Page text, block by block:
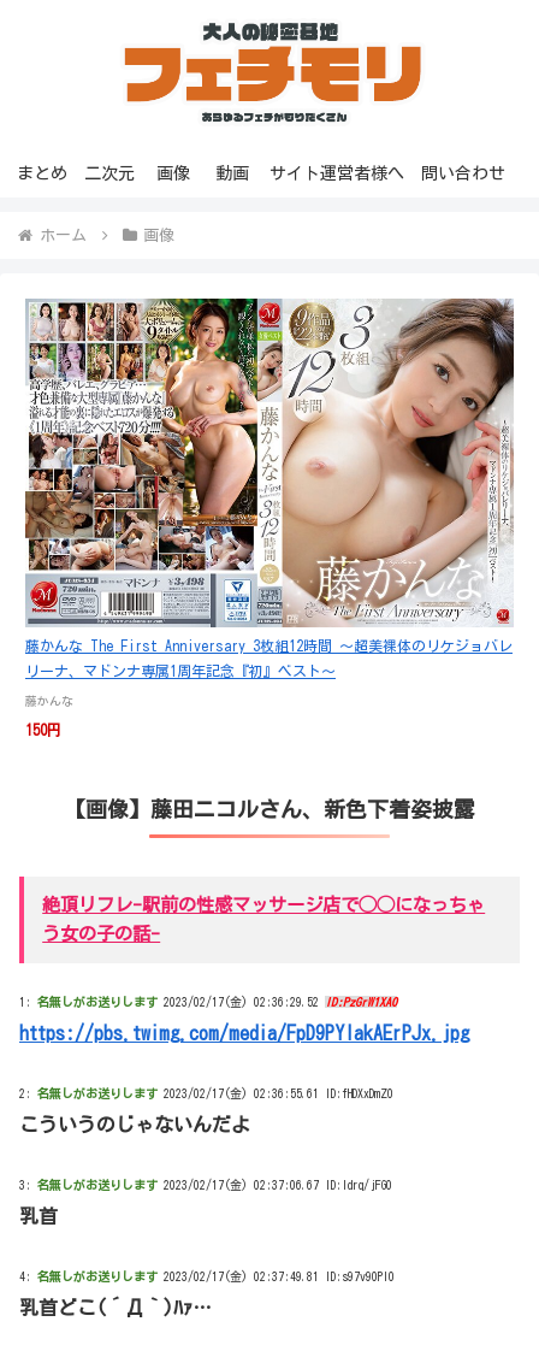
まとめ 二次元 画像 動画 サイト運営者様へ 問い合わせ
ホーム 画像
藤かんな The First Anniversary 3枚組12時間 ～超美裸体のリケジョバレ
リーナ、マドンナ専属1周年記念『初』ベスト～
藤かんな
150円
【画像】藤田ニコルさん、新色下着姿披露
絶頂リフレ-駅前の性感マッサージ店で◯◯になっちゃ
う女の子の話-
1: 名無しがお送りします 2023/02/17(金) 02:36:29.52 ID:PzGrW1XA0
https://pbs.twimg.com/media/FpD9PYIakAErPJx.jpg
2: 名無しがお送りします 2023/02/17(金) 02:36:55.61 ID:fHDXxDmZ0
こういうのじゃないんだよ
3: 名無しがお送りします 2023/02/17(金) 02:37:06.67 ID:ldrq/jFG0
乳首
4: 名無しがお送りします 2023/02/17(金) 02:37:49.81 ID:s97v90Pl0
乳首どこ(´Д｀)ﾊｧ…